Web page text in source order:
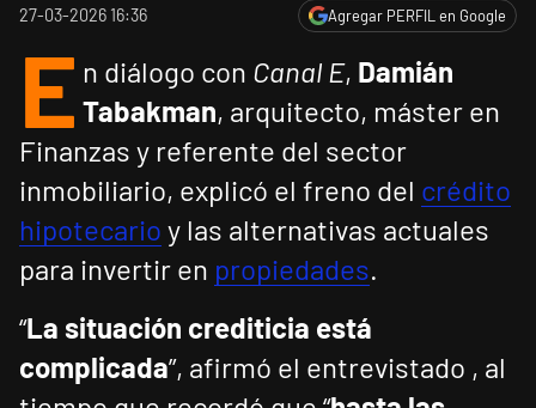
27-03-2026 16:36 Agregar PERFIL en Google
E n diálogo con Canal E, Damián
Tabakman, arquitecto, máster en
Finanzas y referente del sector
inmobiliario, explicó el freno del crédito
hipotecario y las alternativas actuales
para invertir en propiedades.
“La situación crediticia está
complicada”, afirmó el entrevistado , al